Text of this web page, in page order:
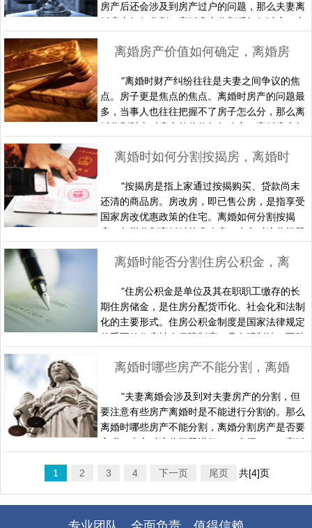
理按揭手续，并取得了产权证……
房产后还会涉及到房产过户的问题，那么夫妻离
婚房产如何分割，离婚房产分割后如何过户？本
如何分割根据新出台的《婚姻法》解释（三），
法。这部司法解释于2011年7月4日由最高人民
法院审判委员会第1525次会议通过，并将于8月
13日起施行。根据……
"离婚时财产纠纷往往是夫妻之间争议的焦
点。房子更是焦点的焦点。离婚时房产的问题最
多，当事人也往往把握不了房子怎么分，那么离
婚分割财产对房产的价值如何确定，离婚房产如
婚房产价值如何确定1、夫妻共同出资而取得“部
答，予以妥善处理。但分得房屋“部分产权”的一
方，一般应按所得房屋产权的比例，依照离婚时
当地政府有关部门公布的同……
"按揭房是指上家通过按揭购买、贷款尚未
还清的商品房。房改房，即已售公房，是指享受
国家房改优惠政策的住宅。离婚如何分割按揭
房？怎样分割离婚时的房改房？本文对这些问题
购房目前已成为比较普遍的购房方式。近年来离
理请求的增多，占了在离婚案件30%左右的比
例，按揭购房在整个离婚案件中成了矛盾最集
中、争议最多的事实，成了整个案……
"住房公积金是单位及其在职职工缴存的长
期住房储金，是住房分配货币化、社会化和法制
化的主要形式。住房公积金制度是国家法律规定
的重要的住房社会保障制度，具有强制性、互助
住房公积金的义务。那么离婚时能否分割住房公
问题一一进行介绍。一、离婚时能否分割住房公
积金根据最高人民法院《关于适用婚姻法若干问
题的解释（二）》第十一条规……
"夫妻离婚会涉及到对夫妻房产的分割，但
要注意有些房产离婚时是不能进行分割的。那么
离婚时哪些房产不能分割，离婚分割房产是否要
交税？本文对这些问题进行一一介绍。一、离婚
我国物权法的相关规定，房屋是以房产证上登记
产证上的记载与房屋登记主管机关登记簿上记载
的权利人不符的，除非有证据证明房屋登记簿上
1 2 3 4 下一页 尾页 共[4]页